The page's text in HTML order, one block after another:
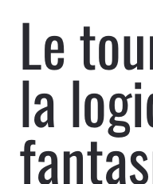
Le
la